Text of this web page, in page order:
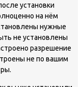
установки
на нём
нужные
не установлены
разрешение
не по вашим